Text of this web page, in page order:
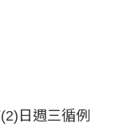
日週三循例